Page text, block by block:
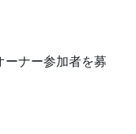
ナー参加者を募